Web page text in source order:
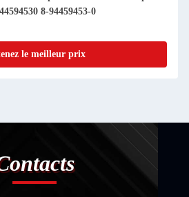
8-94459453-0
le meilleur prix